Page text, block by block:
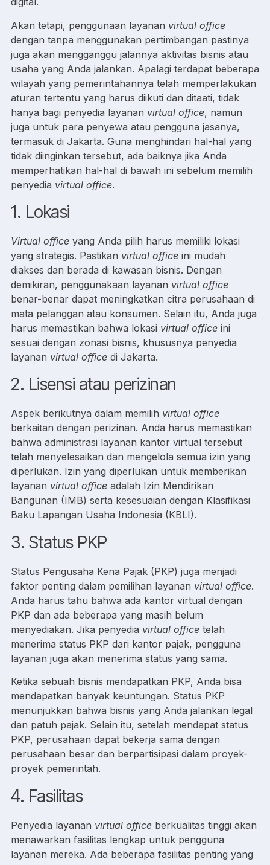
Akan tetapi, penggunaan layanan virtual office
dengan tanpa menggunakan pertimbangan pastinya
juga akan mengganggu jalannya aktivitas bisnis atau
usaha yang Anda jalankan. Apalagi terdapat beberapa
wilayah yang pemerintahannya telah memperlakukan
aturan tertentu yang harus diikuti dan ditaati, tidak
hanya bagi penyedia layanan virtual office, namun
juga untuk para penyewa atau pengguna jasanya,
termasuk di Jakarta. Guna menghindari hal-hal yang
tidak diinginkan tersebut, ada baiknya jika Anda
memperhatikan hal-hal di bawah ini sebelum memilih
penyedia virtual office.
1. Lokasi
Virtual office yang Anda pilih harus memiliki lokasi
yang strategis. Pastikan virtual office ini mudah
diakses dan berada di kawasan bisnis. Dengan
demikiran, penggunakaan layanan virtual office
benar-benar dapat meningkatkan citra perusahaan di
mata pelanggan atau konsumen. Selain itu, Anda juga
harus memastikan bahwa lokasi virtual office ini
sesuai dengan zonasi bisnis, khususnya penyedia
layanan virtual office di Jakarta.
2. Lisensi atau perizinan
Aspek berikutnya dalam memilih virtual office
berkaitan dengan perizinan. Anda harus memastikan
bahwa administrasi layanan kantor virtual tersebut
telah menyelesaikan dan mengelola semua izin yang
diperlukan. Izin yang diperlukan untuk memberikan
layanan virtual office adalah Izin Mendirikan
Bangunan (IMB) serta kesesuaian dengan Klasifikasi
Baku Lapangan Usaha Indonesia (KBLI).
3. Status PKP
Status Pengusaha Kena Pajak (PKP) juga menjadi
faktor penting dalam pemilihan layanan virtual office.
Anda harus tahu bahwa ada kantor virtual dengan
PKP dan ada beberapa yang masih belum
menyediakan. Jika penyedia virtual office telah
menerima status PKP dari kantor pajak, pengguna
layanan juga akan menerima status yang sama.
Ketika sebuah bisnis mendapatkan PKP, Anda bisa
mendapatkan banyak keuntungan. Status PKP
menunjukkan bahwa bisnis yang Anda jalankan legal
dan patuh pajak. Selain itu, setelah mendapat status
PKP, perusahaan dapat bekerja sama dengan
perusahaan besar dan berpartisipasi dalam proyek-
proyek pemerintah.
4. Fasilitas
Penyedia layanan virtual office berkualitas tinggi akan
menawarkan fasilitas lengkap untuk pengguna
layanan mereka. Ada beberapa fasilitas penting yang